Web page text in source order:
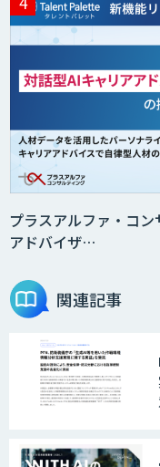
プラスアルファ・コ
アドバイザ…
関連記事